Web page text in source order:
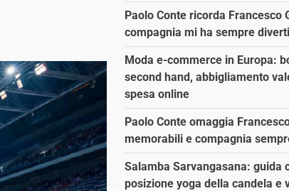
Paolo Conte ricorda Francesco
compagnia mi ha sempre
Moda e-commerce in Europa:
second hand, abbigliamento
spesa online
Paolo Conte omaggia
memorabili e compagnia
Salamba Sarvangasana: guida
posizione yoga della candela e